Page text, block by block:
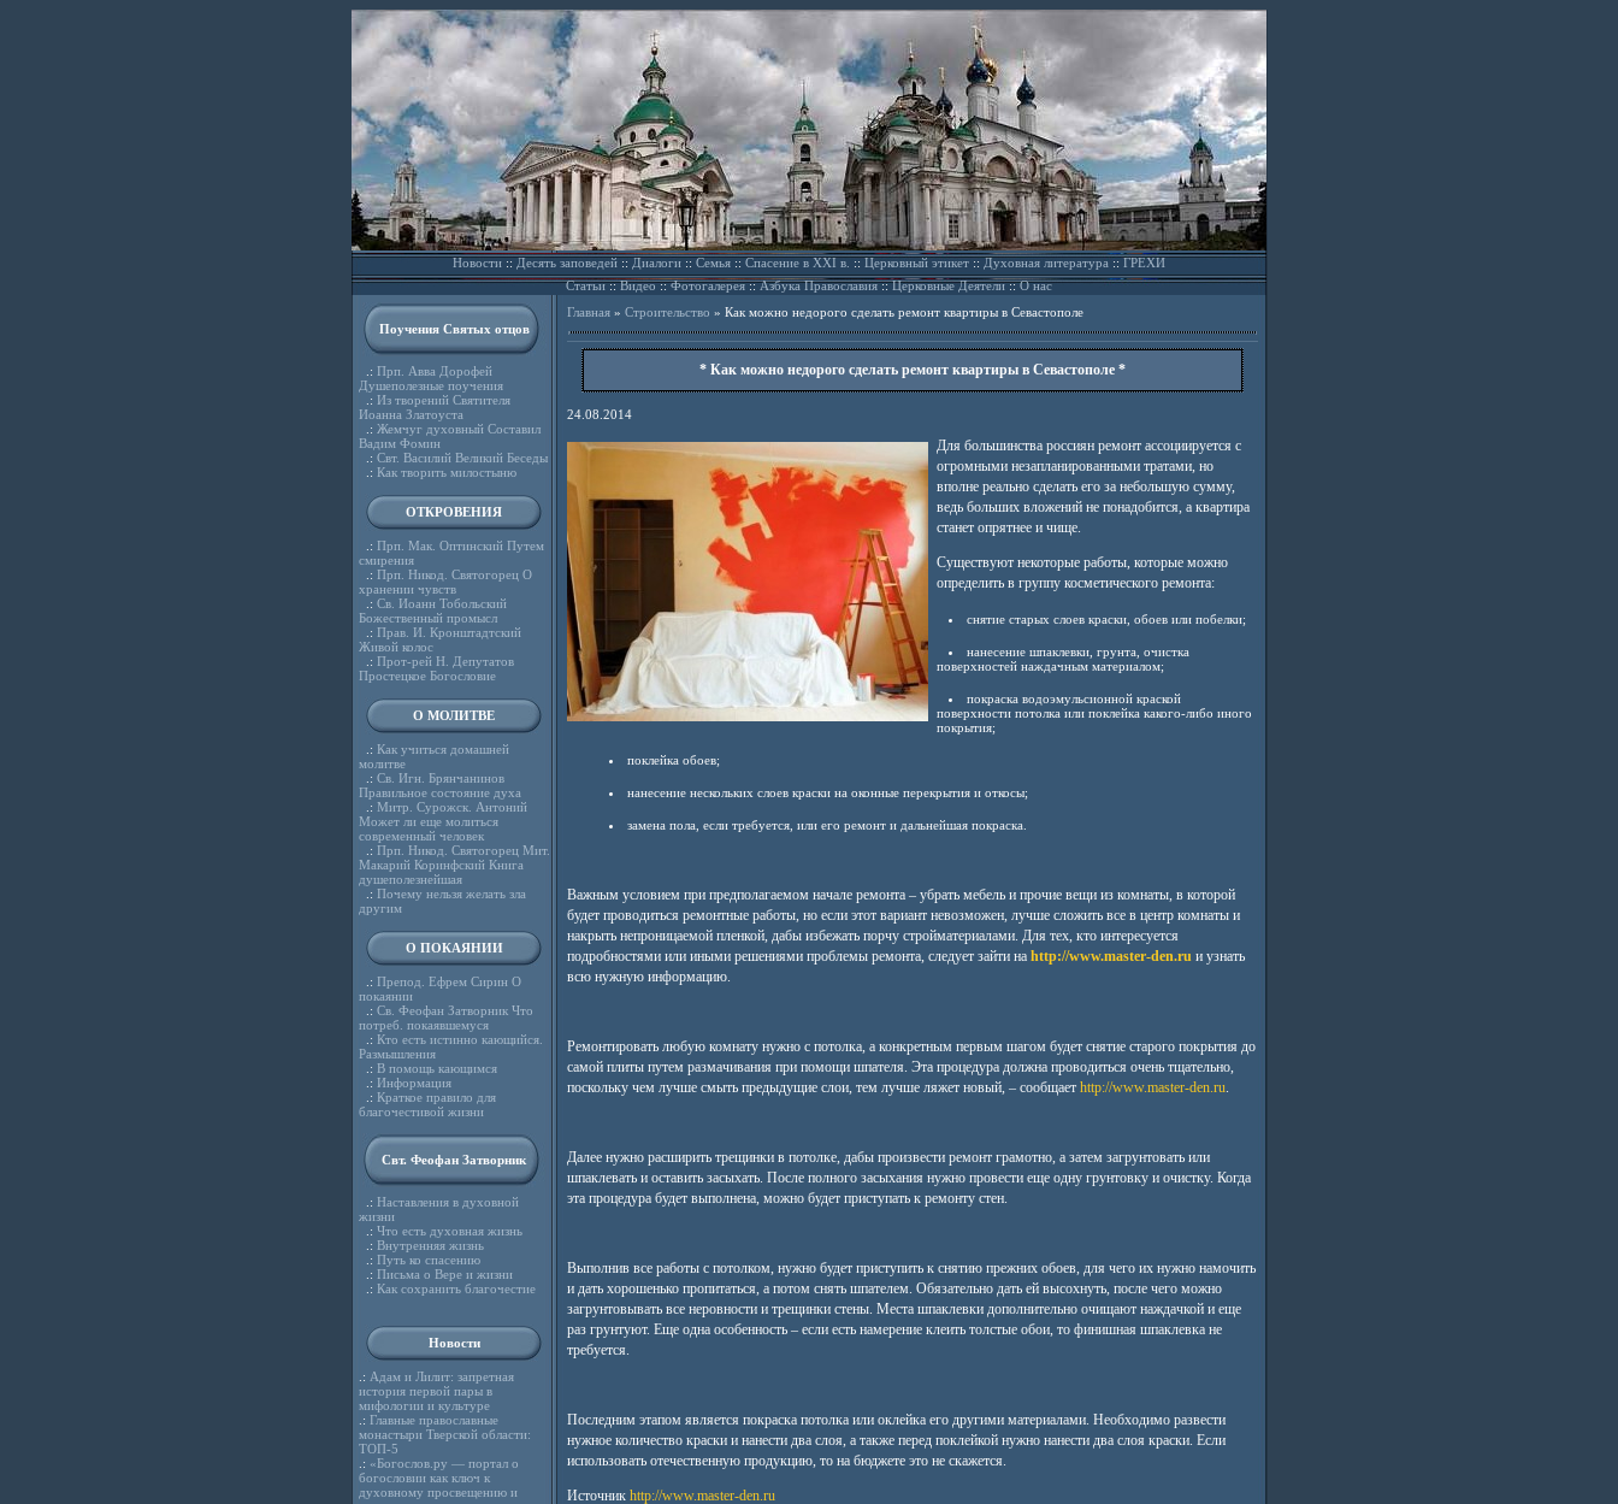
Новости::Десять заповедей::Диалоги::Семья::Спасение в XXI в.::Церковный этикет::Духовная литература::ГРЕХИ
Статьи::Видео ::Фотогалерея::Азбука Православия::Церковные Деятели::О нас
Поучения Святых отцов
.: Прп. Авва Дорофей
Душеполезные поучения
.: Из творений Святителя
Иоанна Златоуста
.: Жемчуг духовный Составил
Вадим Фомин
.: Свт. Василий Великий Беседы
.: Как творить милостыню
ОТКРОВЕНИЯ
.: Прп. Мак. Оптинский Путем
смирения
.: Прп. Никод. Святогорец О
хранении чувств
.: Св. Иоанн Тобольский
Божественный промысл
.: Прав. И. Кронштадтский
Живой колос
.: Прот-рей Н. Депутатов
Простецкое Богословие
О МОЛИТВЕ
.: Как учиться домашней
молитве
.: Св. Игн. Брянчанинов
Правильное состояние духа
.: Митр. Сурожск. Антоний
Может ли еще молиться
современный человек
.: Прп. Никод. Святогорец Мит.
Макарий Коринфский Книга
душеполезнейшая
.: Почему нельзя желать зла
другим
О ПОКАЯНИИ
.: Препод. Ефрем Сирин О
покаянии
.: Св. Феофан Затворник Что
потреб. покаявшемуся
.: Кто есть истинно кающийся.
Размышления
.: В помощь кающимся
.: Информация
.: Краткое правило для
благочестивой жизни
Свт. Феофан Затворник
.: Наставления в духовной
жизни
.: Что есть духовная жизнь
.: Внутренняя жизнь
.: Путь ко спасению
.: Письма о Вере и жизни
.: Как сохранить благочестие
Новости
.: Адам и Лилит: запретная
история первой пары в
мифологии и культуре
.: Главные православные
монастыри Тверской области:
ТОП-5
.: «Богослов.ру — портал о
богословии как ключ к
духовному просвещению и
Главная» Строительство » Как можно недорого сделать ремонт квартиры в Севастополе
* Как можно недорого сделать ремонт квартиры в Севастополе *
24.08.2014
Для большинства россиян ремонт ассоциируется с
огромными незапланированными тратами, но
вполне реально сделать его за небольшую сумму,
ведь больших вложений не понадобится, а квартира
станет опрятнее и чище.
Существуют некоторые работы, которые можно
определить в группу косметического ремонта:
снятие старых слоев краски, обоев или побелки;
нанесение шпаклевки, грунта, очистка
поверхностей наждачным материалом;
покраска водоэмульсионной краской
поверхности потолка или поклейка какого-либо иного
покрытия;
поклейка обоев;
нанесение нескольких слоев краски на оконные перекрытия и откосы;
замена пола, если требуется, или его ремонт и дальнейшая покраска.
Важным условием при предполагаемом начале ремонта – убрать мебель и прочие вещи из комнаты, в которой
будет проводиться ремонтные работы, но если этот вариант невозможен, лучше сложить все в центр комнаты и
накрыть непроницаемой пленкой, дабы избежать порчу стройматериалами. Для тех, кто интересуется
подробностями или иными решениями проблемы ремонта, следует зайти на http://www.master-den.ru и узнать
всю нужную информацию.
Ремонтировать любую комнату нужно с потолка, а конкретным первым шагом будет снятие старого покрытия до
самой плиты путем размачивания при помощи шпателя. Эта процедура должна проводиться очень тщательно,
поскольку чем лучше смыть предыдущие слои, тем лучше ляжет новый, – сообщает http://www.master-den.ru.
Далее нужно расширить трещинки в потолке, дабы произвести ремонт грамотно, а затем загрунтовать или
шпаклевать и оставить засыхать. После полного засыхания нужно провести еще одну грунтовку и очистку. Когда
эта процедура будет выполнена, можно будет приступать к ремонту стен.
Выполнив все работы с потолком, нужно будет приступить к снятию прежних обоев, для чего их нужно намочить
и дать хорошенько пропитаться, а потом снять шпателем. Обязательно дать ей высохнуть, после чего можно
загрунтовывать все неровности и трещинки стены. Места шпаклевки дополнительно очищают наждачкой и еще
раз грунтуют. Еще одна особенность – если есть намерение клеить толстые обои, то финишная шпаклевка не
требуется.
Последним этапом является покраска потолка или оклейка его другими материалами. Необходимо развести
нужное количество краски и нанести два слоя, а также перед поклейкой нужно нанести два слоя краски. Если
использовать отечественную продукцию, то на бюджете это не скажется.
Источник http://www.master-den.ru